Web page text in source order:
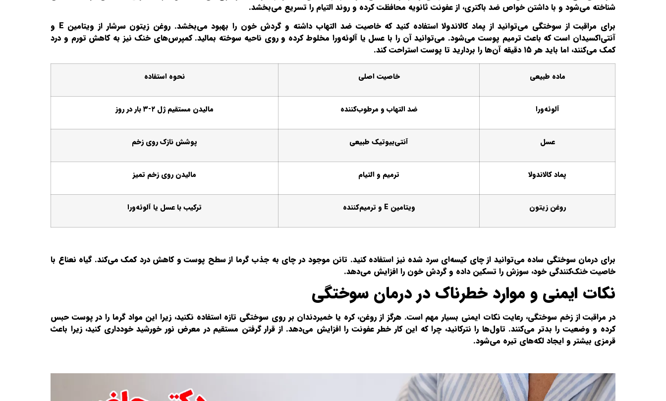
شناخته می‌شود و با داشتن خواص ضد باکتری، از عفونت ثانویه محافظت کرده و روند التیام را تسریع می‌بخشد.
برای مراقبت از سوختگی می‌توانید از پماد کالاندولا استفاده کنید که خاصیت ضد التهاب داشته و گردش خون را بهبود می‌بخشد. روغن زیتون سرشار از ویتامین E و
آنتی‌اکسیدان است که باعث ترمیم پوست می‌شود. می‌توانید آن را با عسل یا آلوئه‌ورا مخلوط کرده و روی ناحیه سوخته بمالید. کمپرس‌های خنک نیز به کاهش تورم و درد
کمک می‌کنند، اما باید هر ۱۵ دقیقه آن‌ها را بردارید تا پوست استراحت کند.
ماده طبیعی خاصیت اصلی نحوه استفاده
آلوئه‌ورا ضد التهاب و مرطوب‌کننده مالیدن مستقیم ژل ۲-۳ بار در روز
عسل آنتی‌بیوتیک طبیعی پوشش نازک روی زخم
پماد کالاندولا ترمیم و التیام مالیدن روی زخم تمیز
روغن زیتون ویتامین E و ترمیم‌کننده ترکیب با عسل یا آلوئه‌ورا
برای درمان سوختگی ساده می‌توانید از چای کیسه‌ای سرد شده نیز استفاده کنید. تانن موجود در چای به جذب گرما از سطح پوست و کاهش درد کمک می‌کند. گیاه نعناع با
خاصیت خنک‌کنندگی خود، سوزش را تسکین داده و گردش خون را افزایش می‌دهد.
نکات ایمنی و موارد خطرناک در درمان سوختگی
در مراقبت از زخم سوختگی، رعایت نکات ایمنی بسیار مهم است. هرگز از روغن، کره یا خمیردندان بر روی سوختگی تازه استفاده نکنید، زیرا این مواد گرما را در پوست حبس
کرده و وضعیت را بدتر می‌کنند. تاول‌ها را نترکانید، چرا که این کار خطر عفونت را افزایش می‌دهد. از قرار گرفتن مستقیم در معرض نور خورشید خودداری کنید، زیرا باعث
قرمزی بیشتر و ایجاد لکه‌های تیره می‌شود.